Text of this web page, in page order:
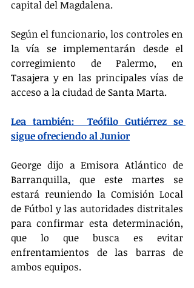
capital del Magdalena.
Según el funcionario, los controles en
la vía se implementarán desde el
corregimiento de Palermo, en
Tasajera y en las principales vías de
acceso a la ciudad de Santa Marta.
Lea también:  Teófilo Gutiérrez se
sigue ofreciendo al Junior
George dijo a Emisora Atlántico de
Barranquilla, que este martes se
estará reuniendo la Comisión Local
de Fútbol y las autoridades distritales
para confirmar esta determinación,
que lo que busca es evitar
enfrentamientos de las barras de
ambos equipos.